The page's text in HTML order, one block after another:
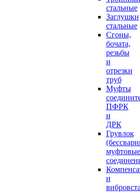
стальные
Заглушки
стальные
Сгоны,
бочата,
резьбы
и
отрезки
труб
Муфты
ПФРК
и
ДРК
Грувлок
муфтовые
и